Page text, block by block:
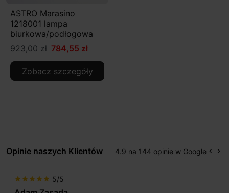
ASTRO Marasino
1218001 lampa
biurkowa/podłogowa
923,00 zł 784,55 zł
Zobacz szczegóły
Opinie naszych Klientów 4.9 na 144 opinie w Google keyboard_arrow_left keyboard_arrow_right